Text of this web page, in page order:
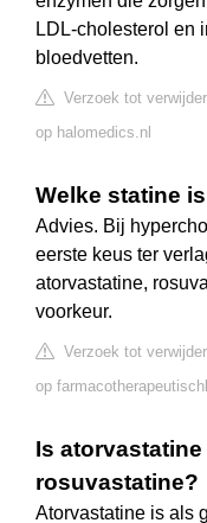
LDL-cholesterol en
bloedvetten.
Verzoek tot
op halomedics.nl
Welke statine
Advies. Bij
eerste keus ter
atorvastatine,
voorkeur.
Verzoek tot
op
Is
rosuvastatine?
Atorvastatine is als